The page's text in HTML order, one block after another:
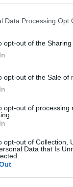
Data Processing Opt
opt-out of the
opt-out of the Sale of
opt-out of processing
opt-out of Collection,
Data that Is
σε
παράπονα,